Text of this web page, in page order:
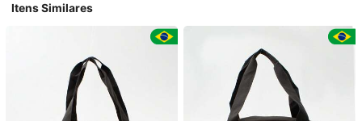
Itens Similares